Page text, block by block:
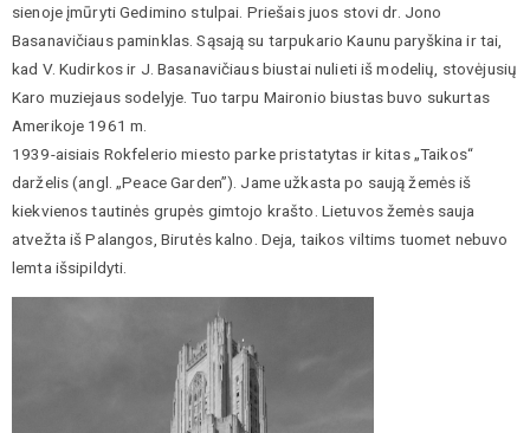
sienoje įmūryti Gedimino stulpai. Priešais juos stovi dr. Jono
Basanavičiaus paminklas. Sąsają su tarpukario Kaunu paryškina ir tai,
kad V. Kudirkos ir J. Basanavičiaus biustai nulieti iš modelių, stovėjusių
Karo muziejaus sodelyje. Tuo tarpu Maironio biustas buvo sukurtas
Amerikoje 1961 m.
1939-aisiais Rokfelerio miesto parke pristatytas ir kitas „Taikos“
darželis (angl. „Peace Garden”). Jame užkasta po saują žemės iš
kiekvienos tautinės grupės gimtojo krašto. Lietuvos žemės sauja
atvežta iš Palangos, Birutės kalno. Deja, taikos viltims tuomet nebuvo
lemta išsipildyti.